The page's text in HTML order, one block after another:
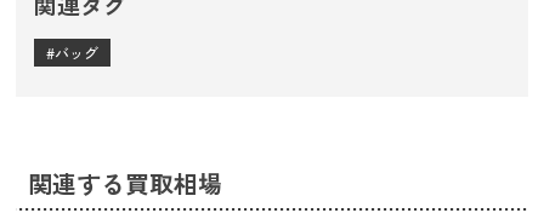
バッグ
関連する買取相場